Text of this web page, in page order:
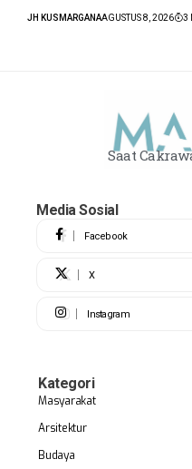
JH KUSMARGANAAGUSTUS 8, 2026 3
Saat
Media Sosial
Facebook
X
Instagram
Kategori
Masyarakat
Arsitektur
Budaya